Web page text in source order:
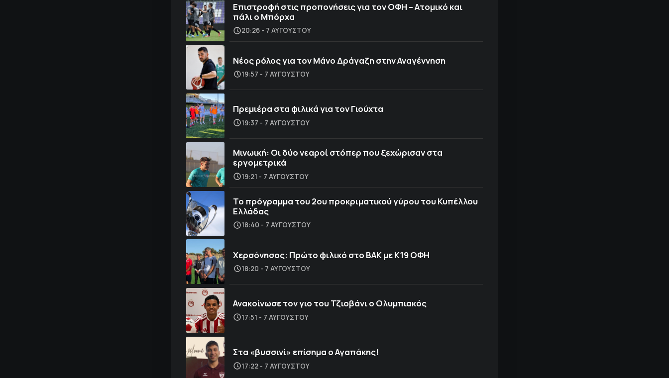
Επιστροφή στις προπονήσεις για τον ΟΦΗ – Ατομικό και
πάλι ο Μπόρχα
20:26 - 7 ΑΥΓΟΎΣΤΟΥ
Νέος ρόλος για τον Μάνο Δράγαζη στην Αναγέννηση
19:57 - 7 ΑΥΓΟΎΣΤΟΥ
Πρεμιέρα στα φιλικά για τον Γιούχτα
19:37 - 7 ΑΥΓΟΎΣΤΟΥ
Μινωική: Οι δύο νεαροί στόπερ που ξεχώρισαν στα
εργομετρικά
19:21 - 7 ΑΥΓΟΎΣΤΟΥ
Το πρόγραμμα του 2ου προκριματικού γύρου του Κυπέλλου
Ελλάδας
18:40 - 7 ΑΥΓΟΎΣΤΟΥ
Χερσόνησος: Πρώτο φιλικό στο ΒΑΚ με Κ19 ΟΦΗ
18:20 - 7 ΑΥΓΟΎΣΤΟΥ
Ανακοίνωσε τον γιο του Τζιοβάνι ο Ολυμπιακός
17:51 - 7 ΑΥΓΟΎΣΤΟΥ
Στα «βυσσινί» επίσημα ο Αγαπάκης!
17:22 - 7 ΑΥΓΟΎΣΤΟΥ